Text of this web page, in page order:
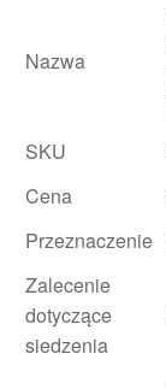
Nazwa
SKU
Cena
Przeznaczenie
Zalecenie
dotyczące
siedzenia